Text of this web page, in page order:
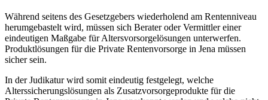
Während seitens des Gesetzgebers wiederholend am Rentenniveau
herumgebastelt wird, müssen sich Berater oder Vermittler einer
eindeutigen Maßgabe für Altersvorsorgelösungen unterwerfen.
Produktlösungen für die Private Rentenvorsorge in Jena müssen
sicher sein.
In der Judikatur wird somit eindeutig festgelegt, welche
Alterssicherungslösungen als Zusatzvorsorgeprodukte für die